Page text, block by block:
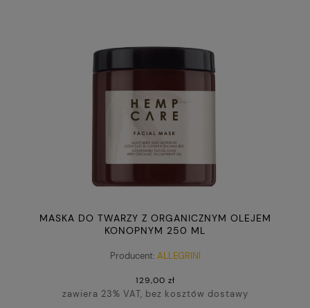
MASKA DO TWARZY Z ORGANICZNYM OLEJEM
KONOPNYM 250 ML
Producent: ALLEGRINI
129,00 zł
zawiera 23% VAT, bez kosztów dostawy